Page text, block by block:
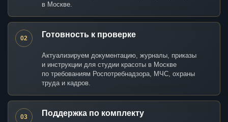
в Москве.
02 Готовность к проверке
Актуализируем документацию, журналы, приказы
и инструкции для студии красоты в Москве
по требованиям Роспотребнадзора, МЧС, охраны
труда и кадров.
03 Поддержка по комплекту